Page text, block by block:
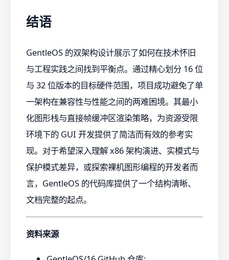
结语
GentleOS 的双架构设计展示了如何在技术怀旧
与工程实践之间找到平衡点。通过精心划分 16 位
与 32 位版本的目标硬件范围，项目成功避免了单
一架构在兼容性与性能之间的两难困境。其最小
化图形栈与直接帧缓冲区渲染策略，为资源受限
环境下的 GUI 开发提供了简洁而有效的参考实
现。对于希望深入理解 x86 架构演进、实模式与
保护模式差异，或探索裸机图形编程的开发者而
言，GentleOS 的代码库提供了一个结构清晰、
文档完整的起点。
资料来源